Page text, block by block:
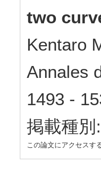
two
Kentaro
Annales
1493 -
掲載種
この論文にアクセスす